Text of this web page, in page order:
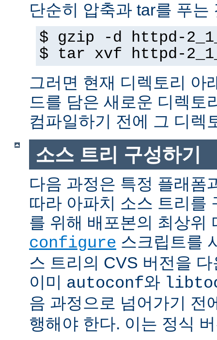
단순히 압축과 tar를 푸는
$ gzip -d httpd-
$ tar xvf httpd-
그러면 현재 디렉토리 아
드를 담은 새로운 디렉토
컴파일하기 전에 그 디렉
소스 트리 구성하기
다음 과정은 특정 플래폼
따라 아파치 소스 트리를
를 위해 배포본의 최상위
configure 스크립트를
스 트리의 CVS 버전을
이미 autoconf와
음 과정으로 넘어가기 전
행해야 한다. 이는 정식